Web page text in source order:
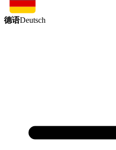
德语Deutsch